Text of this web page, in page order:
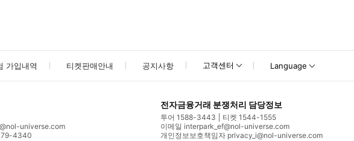
가입내역 티켓판매안내 공지사항 고객센터 Language
universe.com
4340
전자금융거래 분쟁처리 담당정보
투어 1588-3443
티켓 1544-1555
이메일 interpark_ef@nol-universe.com
개인정보보호책임자 privacy_i@nol-universe.com